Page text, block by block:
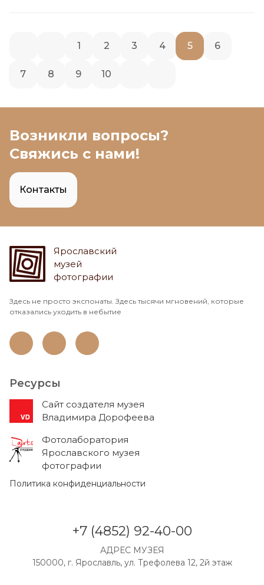
1 2 3 4 5 6
7 8 9 10
Возникли вопросы?
Свяжись с нами!
Контакты
Ярославский
музей
фотографии
Здесь не просто экспонаты. Здесь тысячи мгновений, которые
отказались уходить в небытие
Ресурсы
Cайт создателя музея
Владимира Дорофеева
Фотолаборатория
Ярославского музея
фотографии
Политика конфиденциальности
+7 (4852) 92-40-00
АДРЕС МУЗЕЯ
150000, г. Ярославль, ул. Трефолева 12, 2й этаж